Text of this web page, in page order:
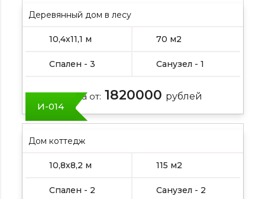
Деревянный дом в лесу
10,4х11,1 м 70 м2
Спален - 3 Санузел - 1
Цена от: 1820000 рублей
И-014
Дом коттедж
10,8х8,2 м 115 м2
Спален - 2 Санузел - 2